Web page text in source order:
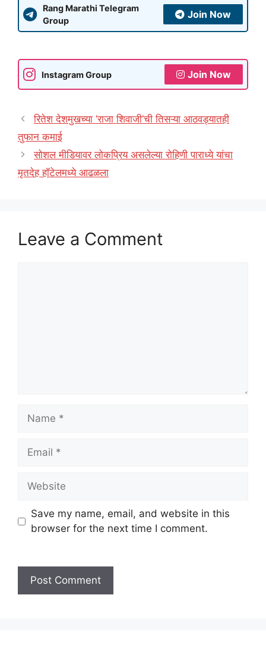
Rang Marathi Telegram
Group
Join Now
Instagram Group Join Now
रितेश देशमुखच्या ‘राजा शिवाजी’ची तिसऱ्या आठवड्यातही
तुफान कमाई
सोशल मीडियावर लोकप्रिय असलेल्या रोहिणी पाराध्ये यांचा
मृतदेह हॉटेलमध्ये आढळला
Leave a Comment
Name
Email
Website
Save my name, email, and website in this
browser for the next time I comment.